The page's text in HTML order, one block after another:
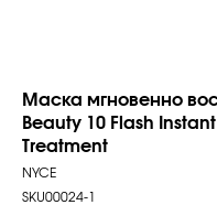
Маска мгновенно
Beauty 10 Flash
Treatment
NYCE
SKU00024-1